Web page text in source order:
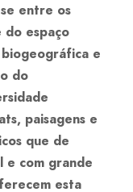
entre os
do espaço
e
do
paisagens e
que de
com grande
esta